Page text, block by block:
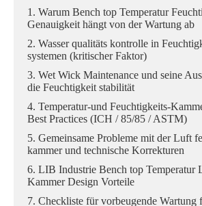
1. Warum Bench top Temperatur
Genauigkeit hängt von der Wartung ab
2. Wasser qualitäts kontrolle in
systemen (kritischer Faktor)
3. Wet Wick Maintenance und seine
die Feuchtigkeit stabilität
4. Temperatur-und Feuchtigkeits-
Best Practices (ICH / 85/85 / ASTM)
5. Gemeinsame Probleme mit der Luft
kammer und technische Korrekturen
6. LIB Industrie Bench top Temperatur
Kammer Design Vorteile
7. Checkliste für vorbeugende Wartung